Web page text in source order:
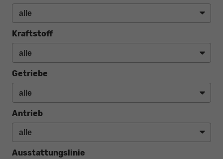
Kraftstoff
Getriebe
Antrieb
Ausstattungslinie